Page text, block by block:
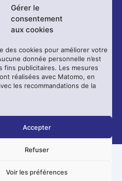
Gérer le
consentement
aux cookies
des cookies pour améliorer votre
donnée personnelle n’est
fins publicitaires. Les mesures
réalisées avec Matomo, en
les recommandations de la
Accepter
Refuser
Voir les préférences
- Tous droits réservés